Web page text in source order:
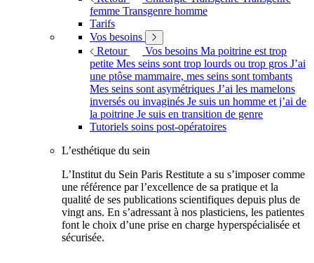
femme Transgenre homme
Tarifs
Vos besoins
Retour
Vos besoins Ma poitrine est trop
petite Mes seins sont trop lourds ou trop gros J’ai
une ptôse mammaire, mes seins sont tombants
Mes seins sont asymétriques J’ai les mamelons
inversés ou invaginés Je suis un homme et j’ai de
la poitrine Je suis en transition de genre
Tutoriels soins post-opératoires
L’esthétique du sein
L’Institut du Sein Paris Restitute a su s’imposer comme
une référence par l’excellence de sa pratique et la
qualité de ses publications scientifiques depuis plus de
vingt ans. En s’adressant à nos plasticiens, les patientes
font le choix d’une prise en charge hyperspécialisée et
sécurisée.